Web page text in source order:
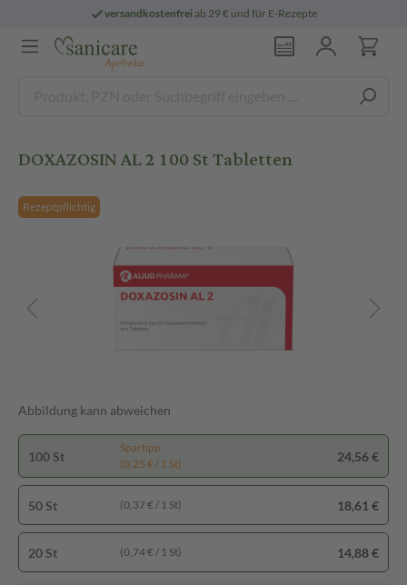
versandkostenfreiab 29 € und für E-Rezepte
DOXAZOSIN AL 2 100 St Tabletten
Rezeptpflichtig
Abbildung kann abweichen
100 St
Spartipp
(0,25 € / 1 St)
24,56 €
50 St (0,37 € / 1 St) 18,61 €
20 St (0,74 € / 1 St) 14,88 €